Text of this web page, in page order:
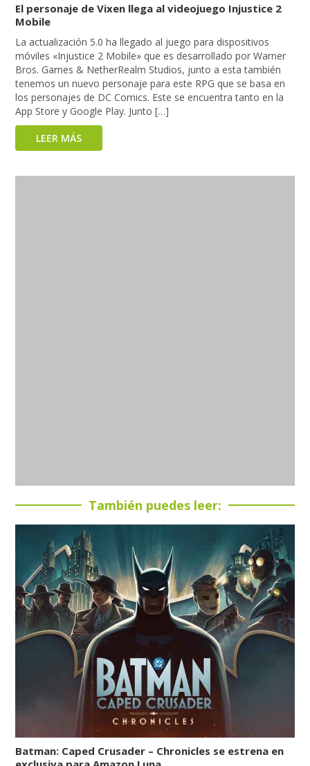
El personaje de Vixen llega al videojuego Injustice 2
Mobile
La actualización 5.0 ha llegado al juego para dispositivos
móviles «Injustice 2 Mobile» que es desarrollado por Warner
Bros. Games & NetherRealm Studios, junto a esta también
tenemos un nuevo personaje para este RPG que se basa en
los personajes de DC Comics. Este se encuentra tanto en la
App Store y Google Play. Junto […]
LEER MÁS
También puedes leer:
Batman: Caped Crusader – Chronicles se estrena en